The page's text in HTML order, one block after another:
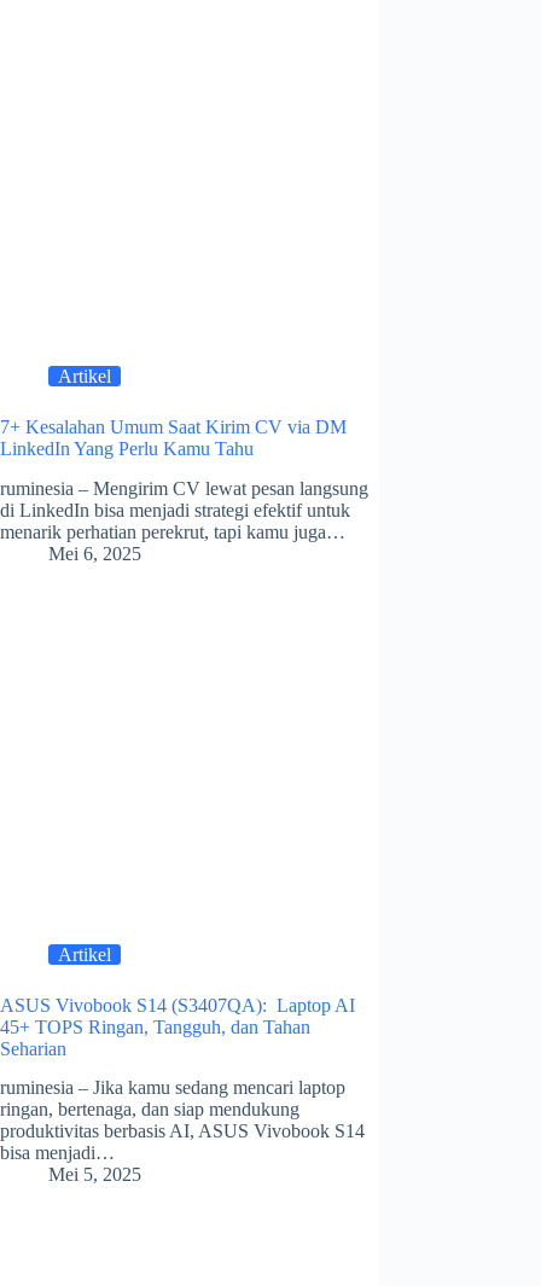
Artikel
7+ Kesalahan Umum Saat Kirim CV via DM
LinkedIn Yang Perlu Kamu Tahu
ruminesia – Mengirim CV lewat pesan langsung
di LinkedIn bisa menjadi strategi efektif untuk
menarik perhatian perekrut, tapi kamu juga…
Mei 6, 2025
Artikel
ASUS Vivobook S14 (S3407QA): Laptop AI
45+ TOPS Ringan, Tangguh, dan Tahan
Seharian
ruminesia – Jika kamu sedang mencari laptop
ringan, bertenaga, dan siap mendukung
produktivitas berbasis AI, ASUS Vivobook S14
bisa menjadi…
Mei 5, 2025